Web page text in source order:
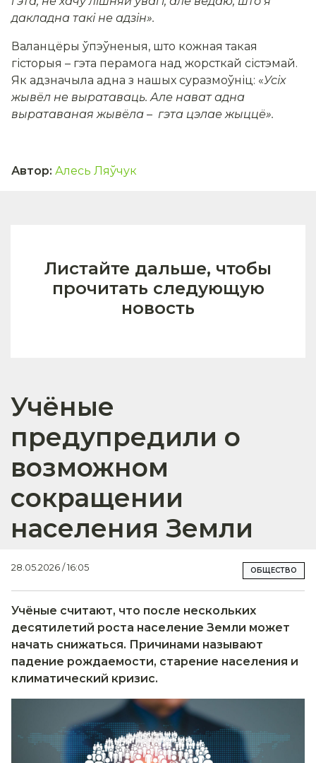
дакладна такі не адзін».
Валанцёры ўпэўненыя, што кожная такая
гісторыя – гэта перамога над жорсткай сістэмай.
Як адзначыла адна з нашых суразмоўніц: «Усіх
жывёл не выратаваць. Але нават адна
выратаваная жывёла – гэта цэлае жыццё».
Автор: Алесь Ляўчук
Листайте дальше, чтобы
прочитать следующую
новость
Учёные
предупредили о
возможном
сокращении
населения Земли
28.05.2026 / 16:05 ОБЩЕСТВО
Учёные считают, что после нескольких
десятилетий роста население Земли может
начать снижаться. Причинами называют
падение рождаемости, старение населения и
климатический кризис.